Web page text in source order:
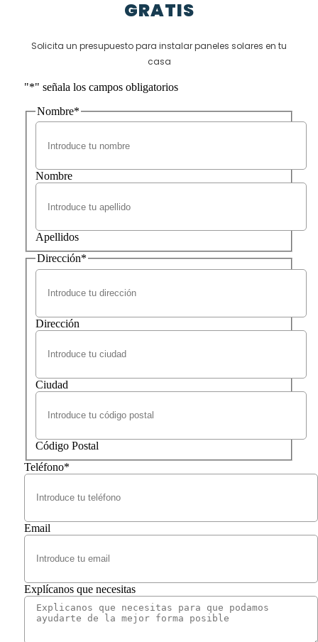
GRATIS
Solicita un presupuesto para instalar paneles solares en tu
casa
"*" señala los campos obligatorios
Nombre*
Nombre
Apellidos
Dirección*
Dirección
Ciudad
Código Postal
Teléfono*
Email
Explícanos que necesitas